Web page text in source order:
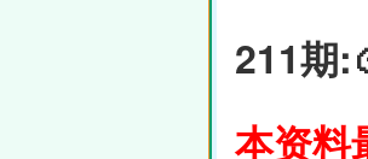
211期
本资料